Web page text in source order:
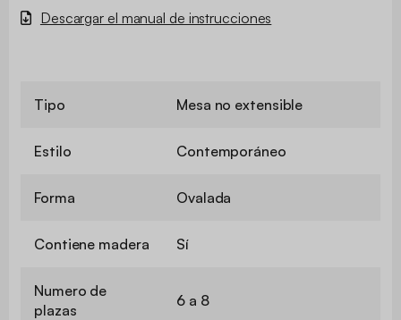
Descargar el manual de instrucciones
Tipo Mesa no extensible
Estilo Contemporáneo
Forma Ovalada
Contiene madera Sí
Numero de
plazas
6 a 8